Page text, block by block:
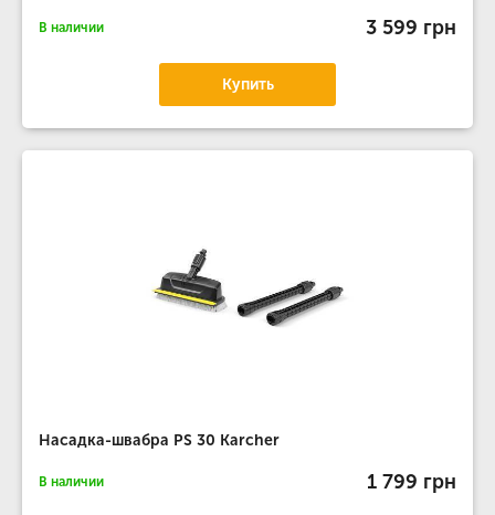
В наличии 3 599 грн
Купить
Насадка-швабра PS 30 Karcher
В наличии 1 799 грн